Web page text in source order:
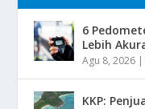
6
Lebih
Agu 8, 2026 |
KKP: